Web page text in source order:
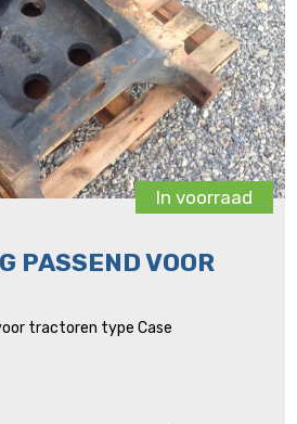
In voorraad
PASSEND VOOR
tractoren type Case